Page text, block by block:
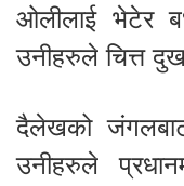
ओलीलाई भेटेर
उनीहरुले चित्त
दैलेखको
उनीहरुले